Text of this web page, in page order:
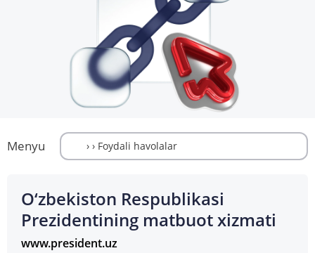
Menyu
O‘zbekiston Respublikasi
Prezidentining matbuot xizmati
www.president.uz